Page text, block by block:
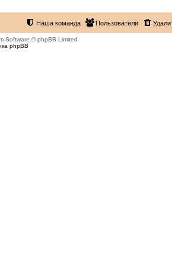
Пользователи
Наша команда
Software © phpBB Limited
phpBB